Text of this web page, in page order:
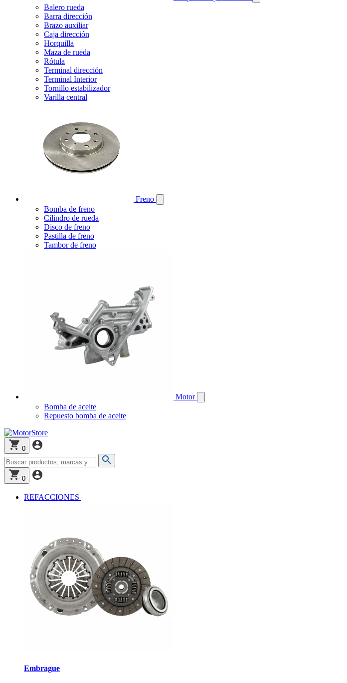
Balero rueda
Barra dirección
Brazo auxiliar
Caja dirección
Horquilla
Maza de rueda
Rótula
Terminal dirección
Terminal Interior
Tornillo estabilizador
Varilla central
Freno
Bomba de freno
Cilindro de rueda
Disco de freno
Pastilla de freno
Tambor de freno
Motor
Bomba de aceite
Repuesto bomba de aceite
0
0
REFACCIONES
Embrague